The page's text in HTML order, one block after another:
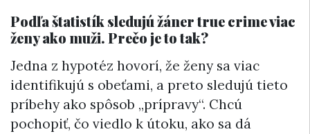
Podľa štatistík sledujú žáner true crime viac
ženy ako muži. Prečo je to tak?
Jedna z hypotéz hovorí, že ženy sa viac
identifikujú s obeťami, a preto sledujú tieto
príbehy ako spôsob „prípravy“. Chcú
pochopiť, čo viedlo k útoku, ako sa dá